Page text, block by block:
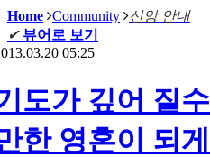
Home Community
신앙 안내
✔ 뷰어로 보기
05:25
도가 깊어 질
한 영혼이 되